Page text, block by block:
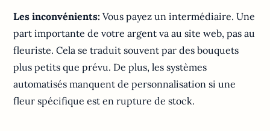
Les inconvénients: Vous payez un intermédiaire. Une
part importante de votre argent va au site web, pas au
fleuriste. Cela se traduit souvent par des bouquets
plus petits que prévu. De plus, les systèmes
automatisés manquent de personnalisation si une
fleur spécifique est en rupture de stock.